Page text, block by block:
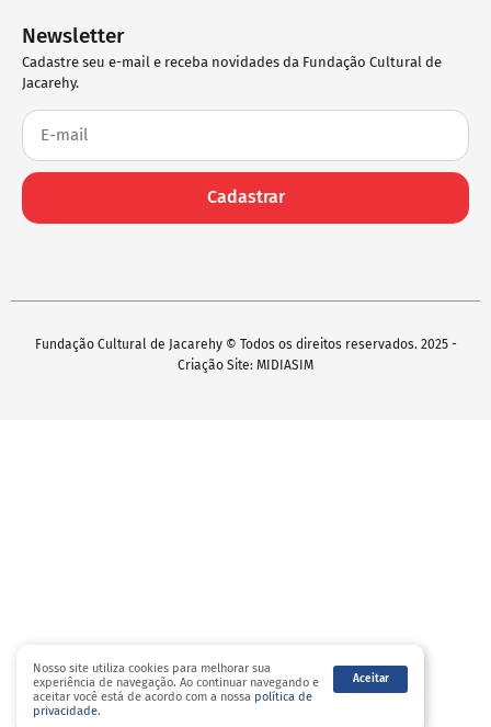
Newsletter
Cadastre seu e-mail e receba novidades da Fundação Cultural de
Jacarehy.
Cadastrar
Fundação Cultural de Jacarehy © Todos os direitos reservados. 2025 -
Criação Site: MIDIASIM
Nosso site utiliza cookies para melhorar sua
experiência de navegação. Ao continuar navegando e
aceitar você está de acordo com a nossa política de
privacidade.
Aceitar